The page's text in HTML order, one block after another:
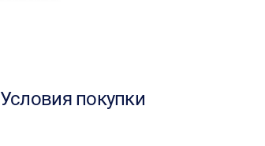
Условия покупки